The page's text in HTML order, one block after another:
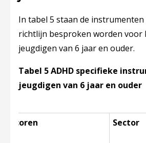
In tabel 5 staan de instrumenten
richtlijn besproken worden voor
jeugdigen van 6 jaar en ouder.
Tabel 5 ADHD specifieke
jeugdigen van 6 jaar en ouder
Scoren Sector